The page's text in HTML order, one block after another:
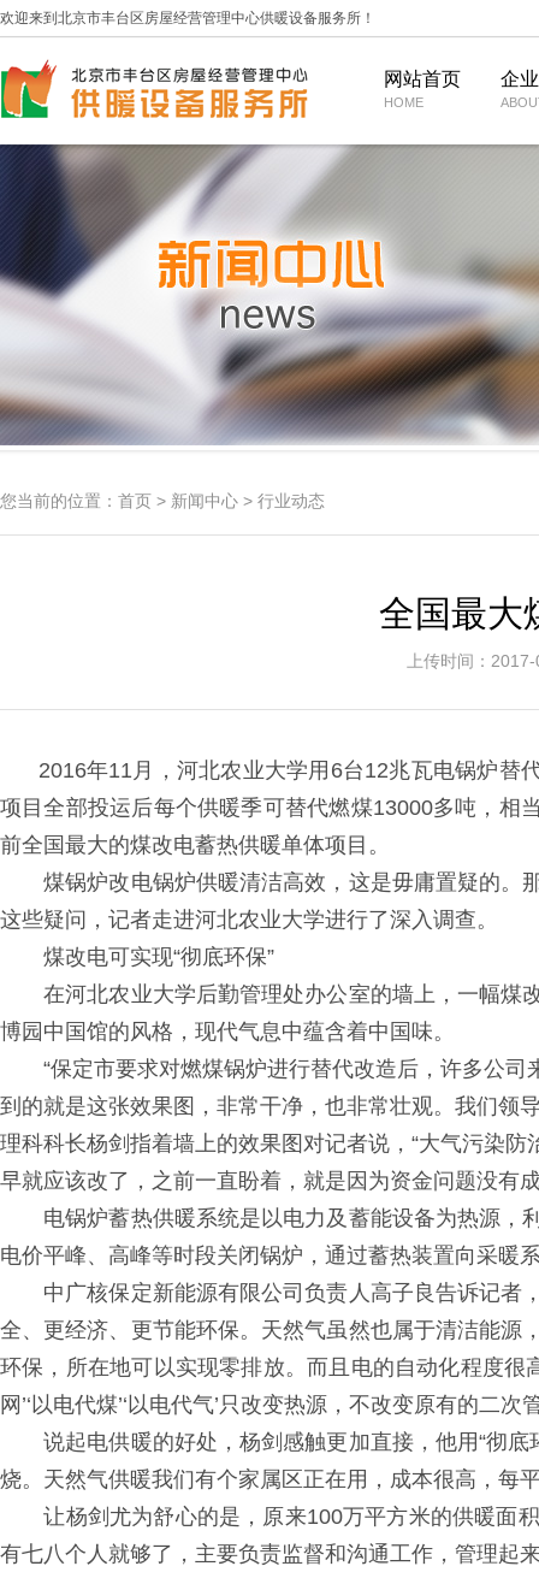
欢迎来到北京市丰台区房屋经营管理中心供暖设备服务所！
网站首页
HOME
企
业务范围 企业荣誉
通知公告 行业动态
绿色供热 数智供热
合作模式
报修服务 维修服务
客户名录
家家暖散热器 常见问题
企业精神
年度大事记
内刊《暖风》
家家暖电视台
您当前的位置： 首页 > 新闻中心 > 行业动态
全国最大
上传时间：
2016年11月，河北农业大学用6台12兆瓦电锅炉替
项目全部投运后每个供暖季可替代燃煤13000多吨，相
前全国最大的煤改电蓄热供暖单体项目。
煤锅炉改电锅炉供暖清洁高效，这是毋庸置疑的。
这些疑问，记者走进河北农业大学进行了深入调查。
煤改电可实现“彻底环保”
在河北农业大学后勤管理处办公室的墙上，一幅煤
博园中国馆的风格，现代气息中蕴含着中国味。
“保定市要求对燃煤锅炉进行替代改造后，许多公司
到的就是这张效果图，非常干净，也非常壮观。我们领
理科科长杨剑指着墙上的效果图对记者说，“大气污染
早就应该改了，之前一直盼着，就是因为资金问题没有
电锅炉蓄热供暖系统是以电力及蓄能设备为热源，
电价平峰、高峰等时段关闭锅炉，通过蓄热装置向采暖
中广核保定新能源有限公司负责人高子良告诉记者
全、更经济、更节能环保。天然气虽然也属于清洁能
环保，所在地可以实现零排放。而且电的自动化程度很
网’‘以电代煤’‘以电代气’只改变热源，不改变原有的二
说起电供暖的好处，杨剑感触更加直接，他用“彻底
烧。天然气供暖我们有个家属区正在用，成本很高，每
让杨剑尤为舒心的是，原来100万平方米的供暖面积
有七八个人就够了，主要负责监督和沟通工作，管理起